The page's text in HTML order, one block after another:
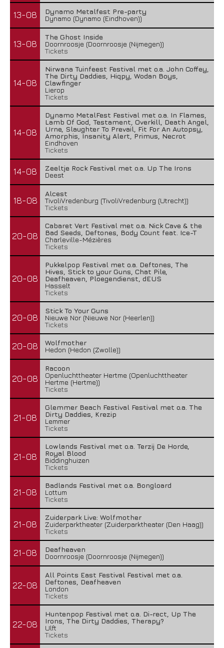
13-08
Dynamo Metalfest Pre-party
Dynamo (Dynamo (Eindhoven))
13-08
The Ghost Inside
Doornroosje (Doornroosje (Nijmegen))
Tickets
14-08
Nirwana Tuinfeest Festival met o.a. John Coffey,
The Dirty Daddies, Hiqpy, Wodan Boys,
Clawfinger
Lierop
Tickets
14-08
Dynamo MetalFest Festival met o.a. In Flames,
Lamb Of God, Testament, Overkill, Death Angel,
Urne, Slaughter To Prevail, Fit For An Autopsy,
Amorphis, Insanity Alert, Primus, Necrot
Eindhoven
Tickets
14-08
Zeeltje Rock Festival met o.a. Up The Irons
Deest
18-08
Alcest
TivoliVredenburg (TivoliVredenburg (Utrecht))
Tickets
20-08
Cabaret Vert Festival met o.a. Nick Cave & the
Bad Seeds, Deftones, Body Count feat. Ice-T
Charleville-Mézières
Tickets
20-08
Pukkelpop Festival met o.a. Deftones, The
Hives, Stick to your Guns, Chat Pile,
Deafheaven, Ploegendienst, dEUS
Hasselt
Tickets
20-08
Stick To Your Guns
Nieuwe Nor (Nieuwe Nor (Heerlen))
Tickets
20-08
Wolfmother
Hedon (Hedon (Zwolle))
20-08
Racoon
Openluchttheater Hertme (Openluchttheater
Hertme (Hertme))
Tickets
21-08
Glemmer Beach Festival Festival met o.a. The
Dirty Daddies, Krezip
Lemmer
Tickets
21-08
Lowlands Festival met o.a. Terzij De Horde,
Royal Blood
Biddinghuizen
Tickets
21-08
Badlands Festival met o.a. Bongloard
Lottum
Tickets
21-08
Zuiderpark Live: Wolfmother
Zuiderparktheater (Zuiderparktheater (Den Haag))
Tickets
21-08
Deafheaven
Doornroosje (Doornroosje (Nijmegen))
22-08
All Points East Festival Festival met o.a.
Deftones, Deafheaven
London
Tickets
22-08
Huntenpop Festival met o.a. Di-rect, Up The
Irons, The Dirty Daddies, Therapy?
Ulft
Tickets